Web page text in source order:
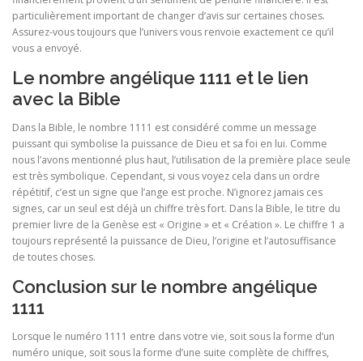
particulièrement important de changer d’avis sur certaines choses.
Assurez-vous toujours que l’univers vous renvoie exactement ce qu’il
vous a envoyé.
Le nombre angélique 1111 et le lien
avec la Bible
Dans la Bible, le nombre 1111 est considéré comme un message
puissant qui symbolise la puissance de Dieu et sa foi en lui. Comme
nous l’avons mentionné plus haut, l’utilisation de la première place seule
est très symbolique. Cependant, si vous voyez cela dans un ordre
répétitif, c’est un signe que l’ange est proche. N’ignorez jamais ces
signes, car un seul est déjà un chiffre très fort. Dans la Bible, le titre du
premier livre de la Genèse est « Origine » et « Création ». Le chiffre 1 a
toujours représenté la puissance de Dieu, l’origine et l’autosuffisance
de toutes choses.
Conclusion sur le nombre angélique
1111
Lorsque le numéro 1111 entre dans votre vie, soit sous la forme d’un
numéro unique, soit sous la forme d’une suite complète de chiffres,